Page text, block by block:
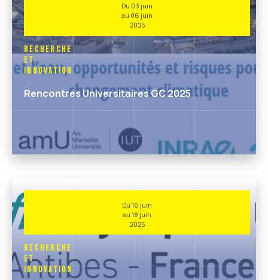
Du 03 juin
au 06 juin
2025
Recherche
et
Innovation
Rencontres Universitaires GC 2025
Du 16 juin
au 18 juin
2025
Recherche
et
Innovation